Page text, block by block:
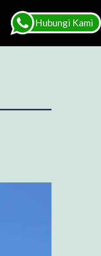
Hubungi Kami